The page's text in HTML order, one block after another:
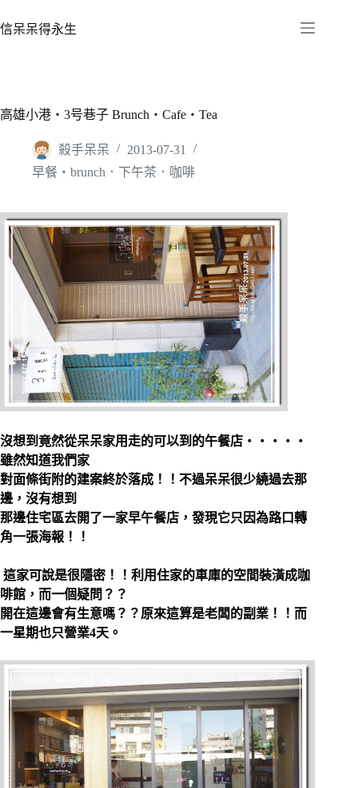
至
容
信呆呆得永生
高雄小港‧3号巷子 Brunch‧Cafe‧Tea
殺手呆呆
2013-07-31
早餐‧brunch．下午茶．咖啡
沒想到竟然從呆呆家用走的可以到的午餐店‧‧‧‧‧
雖然知道我們家
對面條街附的建案終於落成！！不過呆呆很少繞過去那
邊，沒有想到
那邊住宅區去開了一家早午餐店，發現它只因為路口轉
角一張海報！！
這家可說是很隱密！！利用住家的車庫的空間裝潢成咖
啡館，而一個疑問？？
開在這邊會有生意嗎？？原來這算是老闆的副業！！而
一星期也只營業4天。